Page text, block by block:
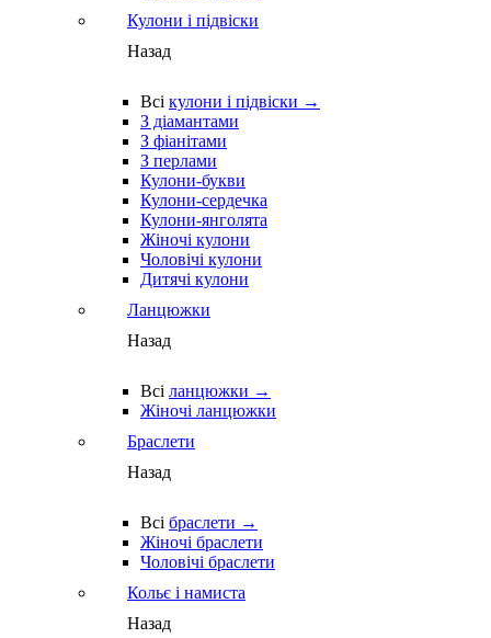
Кулони і підвіски
Назад
Всі кулони і підвіски →
З діамантами
З фіанітами
З перлами
Кулони-букви
Кулони-сердечка
Кулони-янголята
Жіночі кулони
Чоловічі кулони
Дитячі кулони
Ланцюжки
Назад
Всі ланцюжки →
Жіночі ланцюжки
Браслети
Назад
Всі браслети →
Жіночі браслети
Чоловічі браслети
Кольє і намиста
Назад